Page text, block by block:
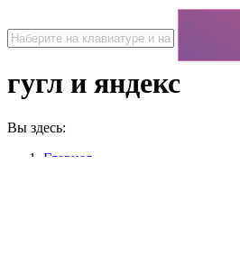
гугл и яндекс
Вы здесь:
Главная